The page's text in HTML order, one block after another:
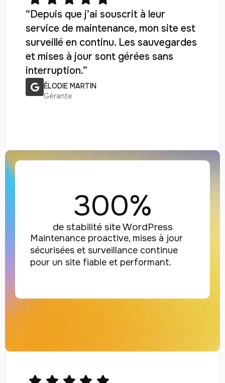
“Depuis que j’ai souscrit à leur
service de maintenance, mon site est
surveillé en continu. Les sauvegardes
et mises à jour sont gérées sans
interruption.”
ÉLODIE MARTIN
Gérante
300%
de stabilité site WordPress
Maintenance proactive, mises à jour
sécurisées et surveillance continue
pour un site fiable et performant.